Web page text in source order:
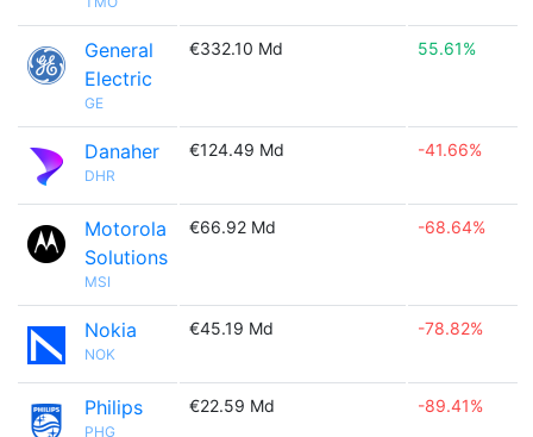
General
Electric
GE
€332.10 Md 55.61%
Danaher
DHR
€124.49 Md -41.66%
Motorola
Solutions
MSI
€66.92 Md -68.64%
Nokia
NOK
€45.19 Md -78.82%
Philips
PHG
€22.59 Md -89.41%